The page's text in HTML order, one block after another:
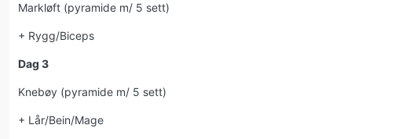
Markløft (pyramide m/ 5 sett)
+ Rygg/Biceps
Dag 3
Knebøy (pyramide m/ 5 sett)
+ Lår/Bein/Mage